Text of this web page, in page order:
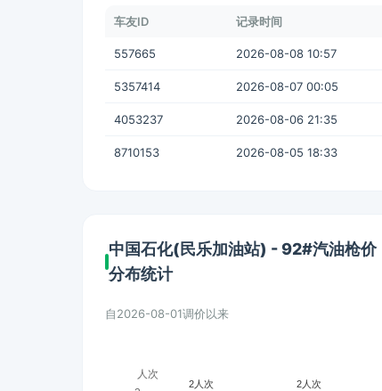
车友ID 记录时间
557665 2026-08-08 10:57
5357414 2026-08-07 00:05
4053237 2026-08-06 21:35
8710153 2026-08-05 18:33
中国石化(民乐加油站) - 92#汽油枪价
分布统计
自2026-08-01调价以来